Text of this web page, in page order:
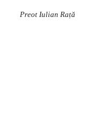
Preot Iulian Rață